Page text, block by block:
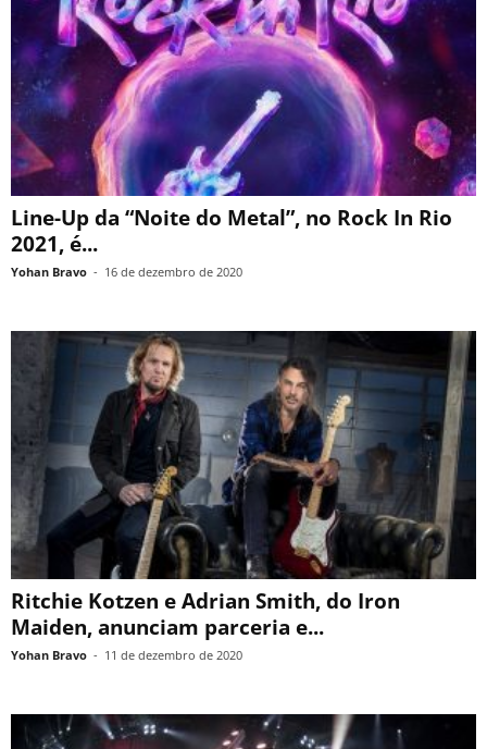
Line-Up da “Noite do Metal”, no Rock In Rio
2021, é...
Yohan Bravo - 16 de dezembro de 2020
Ritchie Kotzen e Adrian Smith, do Iron
Maiden, anunciam parceria e...
Yohan Bravo - 11 de dezembro de 2020